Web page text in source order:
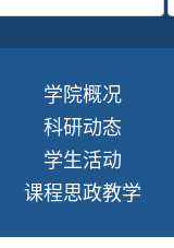
学院概况
科研动态
学生活动
课程思政教学